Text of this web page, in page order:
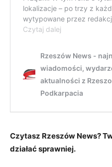
Czytasz Rzeszów News?
działać sprawniej.